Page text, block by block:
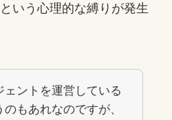
いう心理的な縛りが発生
ェントを運営している
もあれなのですが、